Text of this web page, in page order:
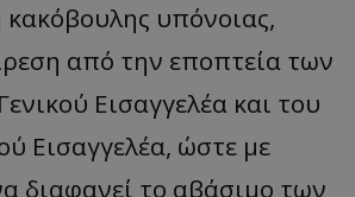
υπόνοιας,
από την εποπτεία των
Εισαγγελέα και του
Εισαγγελέα, ώστε με
διαφανεί το αβάσιμο των